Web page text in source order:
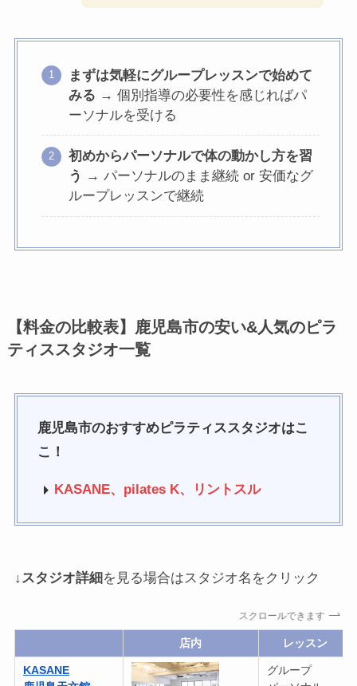
まずは気軽にグループレッスンで始めて
みる → 個別指導の必要性を感じればパ
ーソナルを受ける
初めからパーソナルで体の動かし方を習
う → パーソナルのまま継続 or 安価なグ
ループレッスンで継続
【料金の比較表】鹿児島市の安い&人気のピラ
ティススタジオ一覧
鹿児島市のおすすめピラティススタジオはこ
こ！
KASANE、 pilates K、 リントスル
↓スタジオ詳細を見る場合はスタジオ名をクリック
スクロールできます
店内 レッスン
KASANE
グループ